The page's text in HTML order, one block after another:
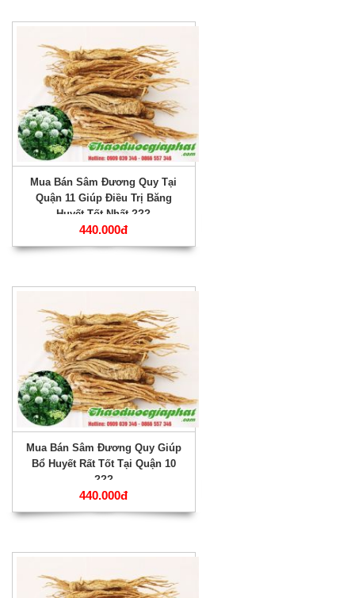
Mua Bán Sâm Đương Quy Tại
Quận 11 Giúp Điều Trị Băng
Huyết Tốt Nhất ???
440.000đ
Mua Bán Sâm Đương Quy Giúp
Bổ Huyết Rất Tốt Tại Quận 10
???
440.000đ